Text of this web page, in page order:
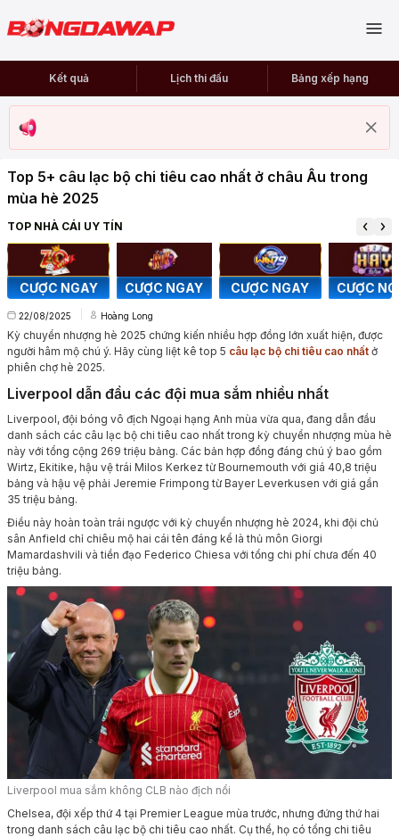
Kết quả Lịch thi đấu Bảng xếp hạng
Top 5+ câu lạc bộ chi tiêu cao nhất ở châu Âu trong
mùa hè 2025
TOP NHÀ CÁI UY TÍN
CƯỢC NGAY CƯỢC NGAY CƯỢC NGAY CƯỢC
22/08/2025 Hoàng Long
Kỳ chuyển nhượng hè 2025 chứng kiến nhiều hợp đồng lớn xuất hiện, được
người hâm mộ chú ý. Hãy cùng liệt kê top 5 câu lạc bộ chi tiêu cao nhất ở
phiên chợ hè 2025.
Liverpool dẫn đầu các đội mua sắm nhiều nhất
Liverpool, đội bóng vô địch Ngoại hạng Anh mùa vừa qua, đang dẫn đầu
danh sách các câu lạc bộ chi tiêu cao nhất trong kỳ chuyển nhượng mùa hè
này với tổng cộng 269 triệu bảng. Các bản hợp đồng đáng chú ý bao gồm
Wirtz, Ekitike, hậu vệ trái Milos Kerkez từ Bournemouth với giá 40,8 triệu
bảng và hậu vệ phải Jeremie Frimpong từ Bayer Leverkusen với giá gần
35 triệu bảng.
Điều này hoàn toàn trái ngược với kỳ chuyển nhượng hè 2024, khi đội chủ
sân Anfield chỉ chiêu mộ hai cái tên đáng kể là thủ môn Giorgi
Mamardashvili và tiền đạo Federico Chiesa với tổng chi phí chưa đến 40
triệu bảng.
Liverpool mua sắm không CLB nào địch nổi
Chelsea, đội xếp thứ 4 tại Premier League mùa trước, nhưng đứng thứ hai
trong danh sách câu lạc bộ chi tiêu cao nhất. Cụ thể, họ có tổng chi tiêu